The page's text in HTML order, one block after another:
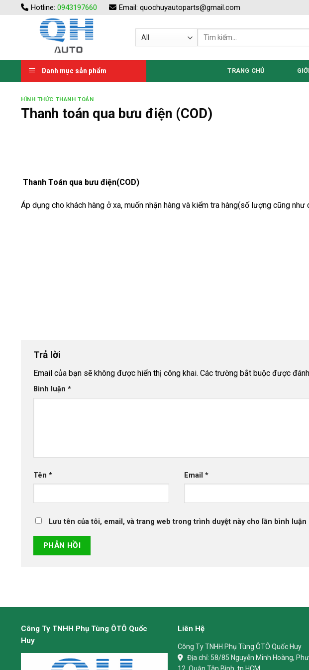
Hotline: 0943197660 Email: quochuyautoparts@gmail.com
Danh mục sản phẩm TRANG CHỦ
HÌNH THỨC THANH TOÁN
Thanh toán qua bưu điện (COD)
Thanh Toán qua bưu điện(COD)
Áp dụng cho khách hàng ở xa, muốn nhận hàng và kiểm tra hàng(số lượng cũng
Trả lời
Email của bạn sẽ không được hiển thị công khai. Các trường bắt buộc được
Bình luận *
Tên * Email*
Lưu tên của tôi, email, và trang web trong trình duyệt này cho lần bình luận
Công Ty TNHH Phụ Tùng ÔTÔ Quốc
Huy
Liên Hệ
Công Ty TNHH Phụ Tùng ÔTÔ Quốc Huy
Địa chỉ: 58/85 Nguyễn Minh Hoàng,